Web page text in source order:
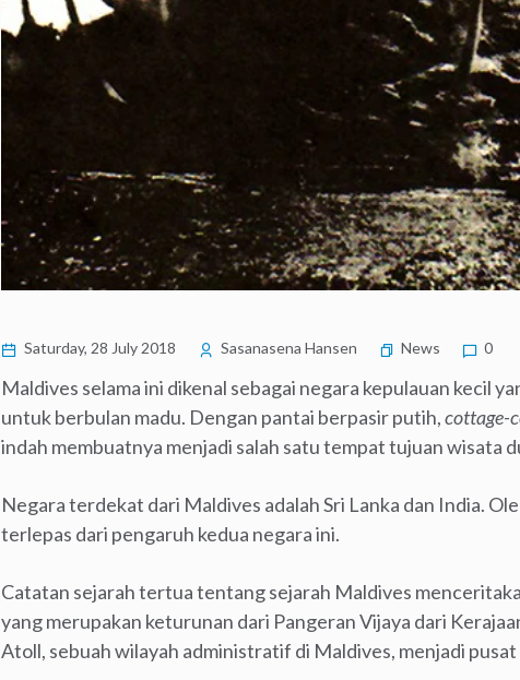
Saturday, 28 July 2018 Sasanasena Hansen News 0
Maldives selama ini dikenal sebagai negara kepulauan kecil
untuk berbulan madu. Dengan pantai berpasir putih,cottage-
indah membuatnya menjadi salah satu tempat tujuan wisata
Negara terdekat dari Maldives adalah Sri Lanka dan India.
terlepas dari pengaruh kedua negara ini.
Catatan sejarah tertua tentang sejarah Maldives
yang merupakan keturunan dari Pangeran Vijaya dari
Atoll, sebuah wilayah administratif di Maldives, menjadi